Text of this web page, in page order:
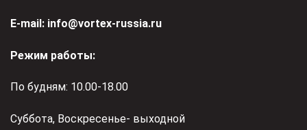
Е-mail: info@vortex-russia.ru
Режим работы:
По будням: 10.00-18.00
Суббота, Воскресенье- выходной